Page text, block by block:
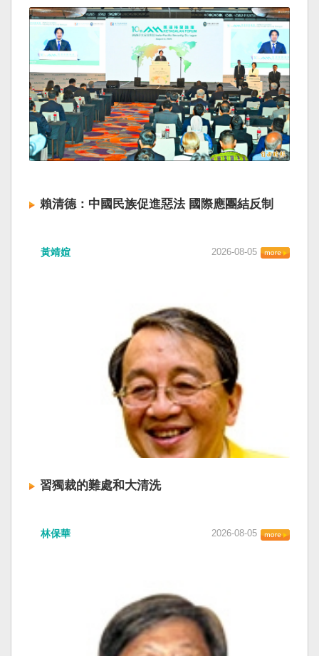
賴清德：中國民族促進惡法 國際應團結反制
「民族團結進步促進法」對各國人民進行政治審
統賴清德昨日於凱達格蘭論壇致詞表示，中國的
「民促法」不僅侵害台灣主權，更透過跨國鎮
壓，對世界各國人民進行政治審查、製造寒蟬效
應，是國際社會應該團結反制的惡法；台灣不會
接受統戰滲透和紅色恐怖、不會坐視中國將壓迫
黑手伸進台灣，或任何自由國家與地區。 不會坐
視北京黑手伸進台灣 賴清德指出，中國上個月不
顧國際反對，實施「民族團結進步促進法」，
「對中政策跨國議會聯盟」（IPAC）隨即發表聲
明，譴責嚴重違反基本人權。他感謝IPAC日本共
同主席中谷元、IPAC執行主任裴倫德昨以行動再
次彰顯這份聲明的立場，很榮幸代表台灣人民接
受IPAC的聲明，台灣會給予堅定的支持，共同捍
更透過跨國鎮壓手段，對世界各國人民進行政治
紅色恐怖正在世界各地蔓延，今年論壇主題聚焦
討論全球的民主韌性、灰帶侵擾的因應聯防，以
及非紅供應鏈的重塑，更加反映出台灣在國際社
會中的角色定位，以及期許台灣能承擔的國際責
黃靖媗 2026-08-05
習獨裁的難處和大清洗
中全會。本來以為在七月上海的AI全球大會以
「適應不同群體消費需求擴大優質供給」。顯然
七月中國官方的經濟數字，製造業採購經理人指
數PMI，由六月的五十．三％大幅滑落至四十九．
二％，不僅低於預估的五十．一％，更一舉跌破
林保華 2026-08-05